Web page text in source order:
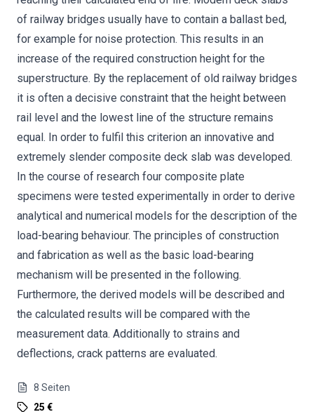
of railway bridges usually have to contain a ballast bed,
for example for noise protection. This results in an
increase of the required construction height for the
superstructure. By the replacement of old railway bridges
it is often a decisive constraint that the height between
rail level and the lowest line of the structure remains
equal. In order to fulfil this criterion an innovative and
extremely slender composite deck slab was developed.
In the course of research four composite plate
specimens were tested experimentally in order to derive
analytical and numerical models for the description of the
load-bearing behaviour. The principles of construction
and fabrication as well as the basic load-bearing
mechanism will be presented in the following.
Furthermore, the derived models will be described and
the calculated results will be compared with the
measurement data. Additionally to strains and
deflections, crack patterns are evaluated.
8 Seiten
25 €